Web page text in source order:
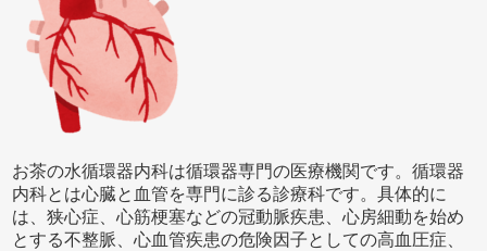
お茶の水循環器内科は循環器専門の医療機関です。循環器
内科とは心臓と血管を専門に診る診療科です。具体的に
は、狭心症、心筋梗塞などの冠動脈疾患、心房細動を始め
とする不整脈、心血管疾患の危険因子としての高血圧症、